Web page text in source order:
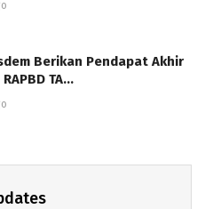
Berikan Pendapat Akhir
TA…